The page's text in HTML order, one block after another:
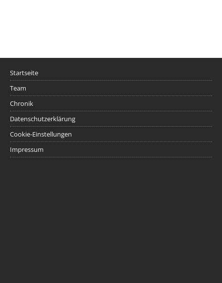
Startseite
Team
Chronik
Datenschutzerklärung
Cookie-Einstellungen
Impressum